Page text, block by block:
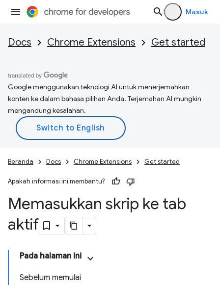
Masuk
Docs Chrome Extensions Get started
Google menggunakan teknologi AI untuk menerjemahkan
konten ke dalam bahasa pilihan Anda. Terjemahan AI mungkin
mengandung kesalahan.
Beranda Docs Chrome Extensions Get started
Apakah informasi ini membantu?
Memasukkan skrip ke tab
aktif
Pada halaman ini
Sebelum memulai